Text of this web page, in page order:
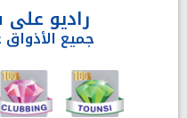
راديو على
جميع